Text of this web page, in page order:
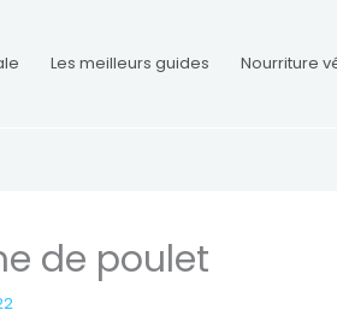
Les meilleurs guides Nourriture
de poulet